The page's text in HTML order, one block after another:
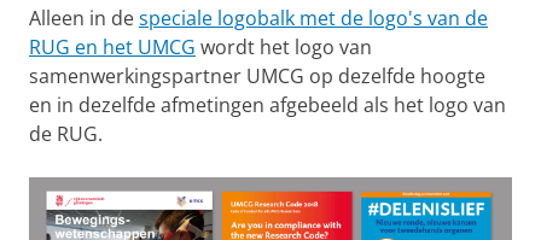
Alleen in despeciale logobalk met de logo's van de
RUG en het UMCG wordt het logo van
samenwerkingspartner UMCG op dezelfde hoogte
en in dezelfde afmetingen afgebeeld als het logo van
de RUG.